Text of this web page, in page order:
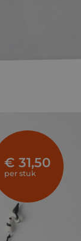
€ 31,50
per stuk